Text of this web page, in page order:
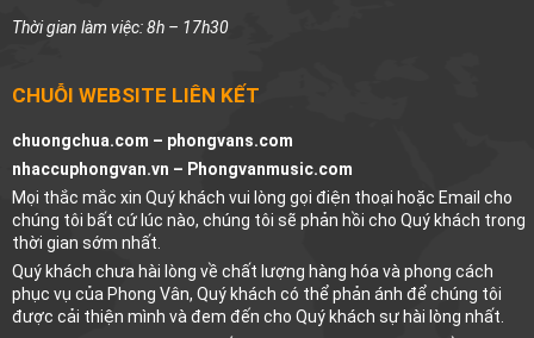
Thời gian làm việc: 8h – 17h30
CHUỖI WEBSITE LIÊN KẾT
chuongchua.com – phongvans.com
nhaccuphongvan.vn – Phongvanmusic.com
Mọi thắc mắc xin Quý khách vui lòng gọi điện thoại hoặc Email cho
chúng tôi bất cứ lúc nào, chúng tôi sẽ phản hồi cho Quý khách trong
thời gian sớm nhất.
Quý khách chưa hài lòng về chất lượng hàng hóa và phong cách
phục vụ của Phong Vân, Quý khách có thể phản ánh để chúng tôi
được cải thiện mình và đem đến cho Quý khách sự hài lòng nhất.